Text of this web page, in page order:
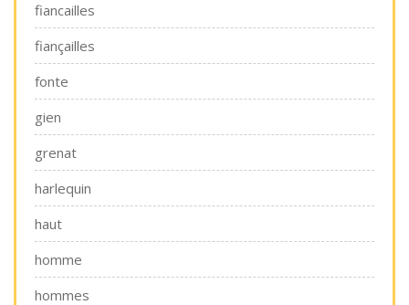
fiancailles
fiançailles
fonte
gien
grenat
harlequin
haut
homme
hommes